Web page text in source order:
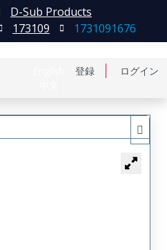
登録 ログイン
D-Sub Products
173109 1731091676